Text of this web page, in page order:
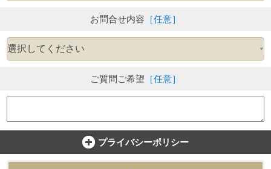
お問合せ内容 ［任意］
ご質問ご希望 ［任意］
プライバシーポリシー